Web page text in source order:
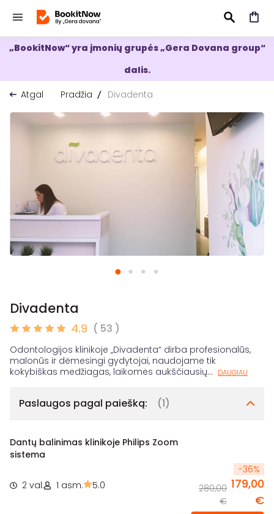
IEŠKOTI
„BookitNow“ yra įmonių grupės „Gera Dovana group“
dalis.
Atgal
Pradžia Divadenta
Divadenta
4.9 ( 53 )
Odontologijos klinikoje „Divadenta“ dirba profesionalūs,
malonūs ir dėmesingi gydytojai, naudojame tik
kokybiškas medžiagas, laikomės aukščiausių... DAUGIAU
Paslaugos pagal paiešką: (1)
Dantų balinimas klinikoje Philips Zoom
sistema
2 val. 1 asm. 5.0
-36%
280,00
€
179,00
€